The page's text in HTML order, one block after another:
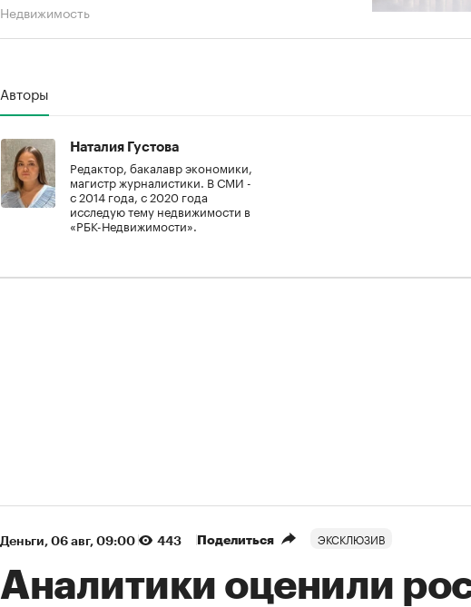
Недвижимость
Авторы
Наталия Густова
Редактор, бакалавр экономики,
магистр журналистики. В СМИ -
с 2014 года, с 2020 года
исследую тему недвижимости в
«РБК-Недвижимости».
Деньги⁠, 06 авг, 09:00 443 Поделиться ЭКСКЛЮЗИВ
Аналитики оценили